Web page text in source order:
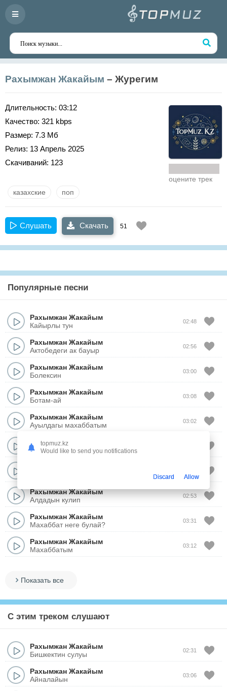
Рахымжан Жакайым – Журегим
Длительность: 03:12
Качество: 321 kbps
Размер: 7.3 Мб
Релиз: 13 Апрель 2025
Скачиваний: 123
оцените трек
казахские поп
Слушать Скачать 51
Популярные песни
Рахымжан Жакайым
Кайырлы тун
02:48
Рахымжан Жакайым
Актобедеги ак бауыр
02:56
Рахымжан Жакайым
Болексин
03:00
Рахымжан Жакайым
Ботам-ай
03:08
Рахымжан Жакайым
Ауылдагы махаббатым
03:02
Рахымжан Жакайым
Бишкектин сулуы
Рахымжан Жакайым
Алдадын кулип
02:53
Рахымжан Жакайым
Махаббат неге булай?
03:31
Рахымжан Жакайым
Махаббатым
03:12
Показать все
С этим треком слушают
Рахымжан Жакайым
Бишкектин сулуы
02:31
Рахымжан Жакайым
Айналайын
03:06
topmuz.kz
Would like to send you notifications
Discard Allow